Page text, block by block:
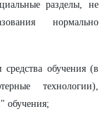
разделы, не
нормально
обучения (в
технологии),
обучения;